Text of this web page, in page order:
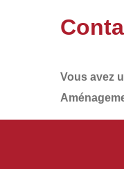
Vous avez